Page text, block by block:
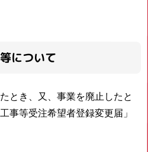
について
とき、又、事業を廃止したと
事等受注希望者登録変更届」